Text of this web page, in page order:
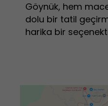
Göynük, hem
dolu bir tatil
harika bir